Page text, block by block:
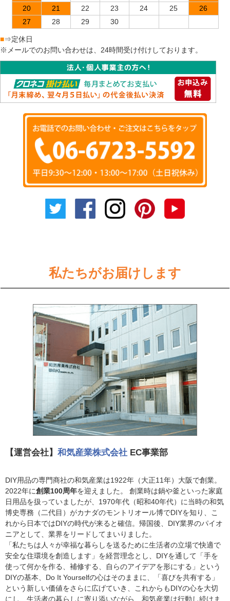
20
21 22 23 24 25
26
27
28 29 30
■⇒定休日
※メールでのお問い合わせは、24時間受け付けしております。
私たちがお届けします
【運営会社】 和気産業株式会社 EC事業部
DIY用品の専門商社の和気産業は1922年（大正11年）大阪で創業。
2022年に創業100周年を迎えました。 創業時は鍋や釜といった家庭
日用品を扱っていましたが、1970年代（昭和40年代）に当時の和気
博史専務（二代目）がカナダのモントリオール博でDIYを知り、こ
れから日本ではDIYの時代が来ると確信。帰国後、DIY業界のパイオ
ニアとして、業界をリードしてまいりました。
「私たちは人々が幸福な暮らしを送るために生活者の立場で快適で
安全な住環境を創造します」を経営理念とし、DIYを通して「手を
使って何かを作る、補修する、自らのアイデアを形にする」という
DIYの基本、Do It Yourselfの心はそのままに、「喜びを共有する」
という新しい価値をさらに広げていき、これからもDIYの心を大切
にし、生活者の暮らしに寄り添いながら、和気産業は行動し続けま